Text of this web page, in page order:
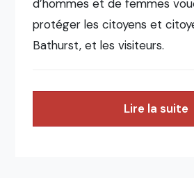
d’hommes et de femmes
protéger les citoyens et
Bathurst, et les visiteurs.
Lire la suite